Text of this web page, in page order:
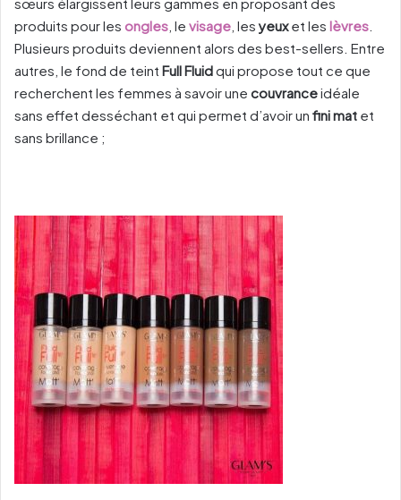
produits pour les ongles , le visage , lesyeuxet les lèvres
Plusieurs produits deviennent alors des best-sellers. Entre
autres, le fond de teint Full Fluidqui propose tout ce que
recherchent les femmes à savoir une couvranceidéale
sans effet desséchant et qui permet d’avoir un fini mat et
sans brillance ;